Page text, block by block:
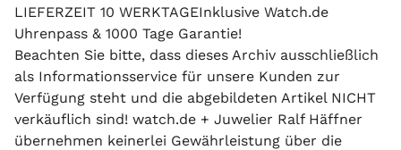
LIEFERZEIT 10 WERKTAGEInklusive Watch.de
Uhrenpass & 1000 Tage Garantie!
Beachten Sie bitte, dass dieses Archiv ausschließlich
als Informationsservice für unsere Kunden zur
Verfügung steht und die abgebildeten Artikel NICHT
verkäuflich sind! watch.de + Juwelier Ralf Häffner
übernehmen keinerlei Gewährleistung über die